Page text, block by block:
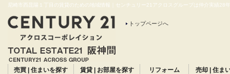
尼崎市西昆陽１丁目の賃貸のための地域情報｜センチュリー21アクロスグループは仲介実績28
トップページへ
売買 | 住まいを探す
賃貸 | お部屋を探す
リフォーム
売却 | 住ま